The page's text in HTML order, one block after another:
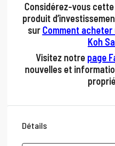
Considérez-vous
produit
sur Comment acheter
Koh
Visitez notre page
nouvelles et
Détails